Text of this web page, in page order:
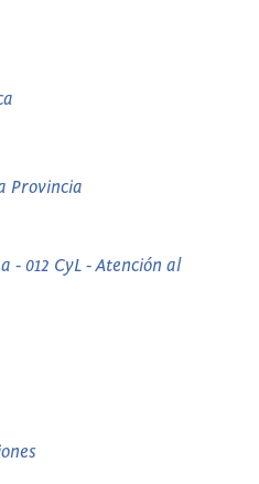
Provincia
- 012 CyL - Atención al